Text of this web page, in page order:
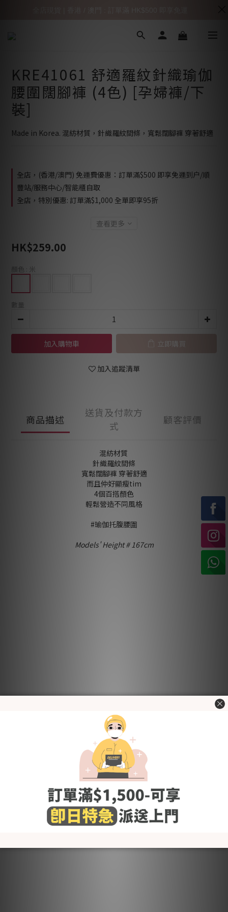
KRE41061 舒適羅紋針織瑜伽
腰圍闊腳褲 (4色) [孕婦褲/下
裝]
Made in Korea. 混紡材質，針織羅紋間條，寬鬆闊腳褲 穿著舒適
全店，(香港/澳門) 免運費優惠：訂單滿$500 即享免運到户/順
豐站/服務中心/智能櫃自取
全店，特別優惠: 訂單滿$1,000 全單即享95折
查看更多
HK$259.00
顏色 : 米
數量
加入購物車 立即購買
加入追蹤清單
商品描述
送貨及付款方
式
顧客評價
混紡材質
針織羅紋間條
寬鬆闊腳褲 穿著舒適
而且仲好顯瘦tim
4個百搭顏色
輕鬆營造不同風格
#瑜伽托腹腰圍
Models' Height # 167cm